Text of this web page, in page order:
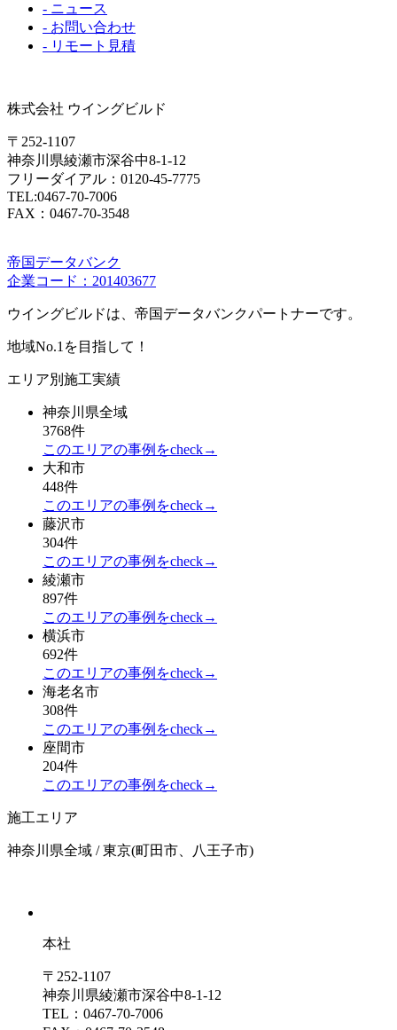
- ニュース
- お問い合わせ
- リモート見積
株式会社 ウイングビルド
〒252-1107
神奈川県綾瀬市深谷中8-1-12
フリーダイアル：0120-45-7775
TEL:0467-70-7006
FAX：0467-70-3548
帝国データバンク
企業コード：201403677
ウイングビルドは、帝国データバンクパートナーです。
地域No.1を目指して！
エリア別施工実績
神奈川県全域
3768件
このエリアの事例をcheck→
大和市
448件
このエリアの事例をcheck→
藤沢市
304件
このエリアの事例をcheck→
綾瀬市
897件
このエリアの事例をcheck→
横浜市
692件
このエリアの事例をcheck→
海老名市
308件
このエリアの事例をcheck→
座間市
204件
このエリアの事例をcheck→
施工エリア
神奈川県全域 / 東京(町田市、八王子市)
本社
〒252-1107
神奈川県綾瀬市深谷中8-1-12
TEL：0467-70-7006